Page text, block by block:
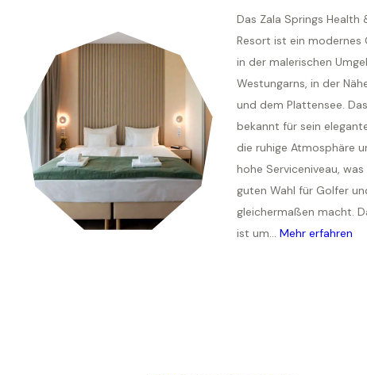
Das Zala Springs Health
Resort ist ein modernes
in der malerischen
Westungarns, in der
und dem Plattensee.
bekannt für sein
die ruhige Atmosphäre
hohe Serviceniveau, was
guten Wahl für Golfer
gleichermaßen macht.
ist um... Mehr erfahren